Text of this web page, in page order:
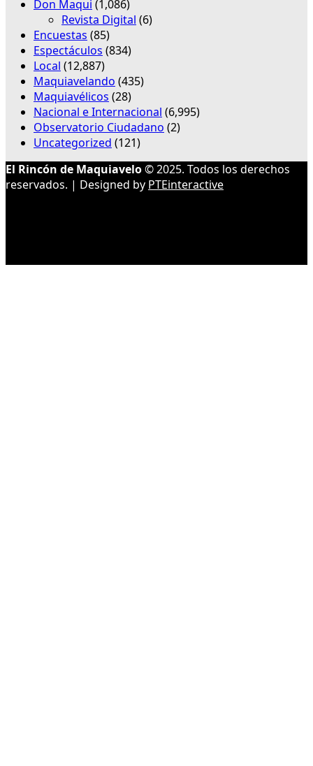
Don Maqui (1,086)
Revista Digital (6)
Encuestas (85)
Espectáculos (834)
Local (12,887)
Maquiavelando (435)
Maquiavélicos (28)
Nacional e Internacional (6,995)
Observatorio Ciudadano (2)
Uncategorized (121)
El Rincón de Maquiavelo© 2025. Todos los derechos
reservados. | Designed by PTEinteractive